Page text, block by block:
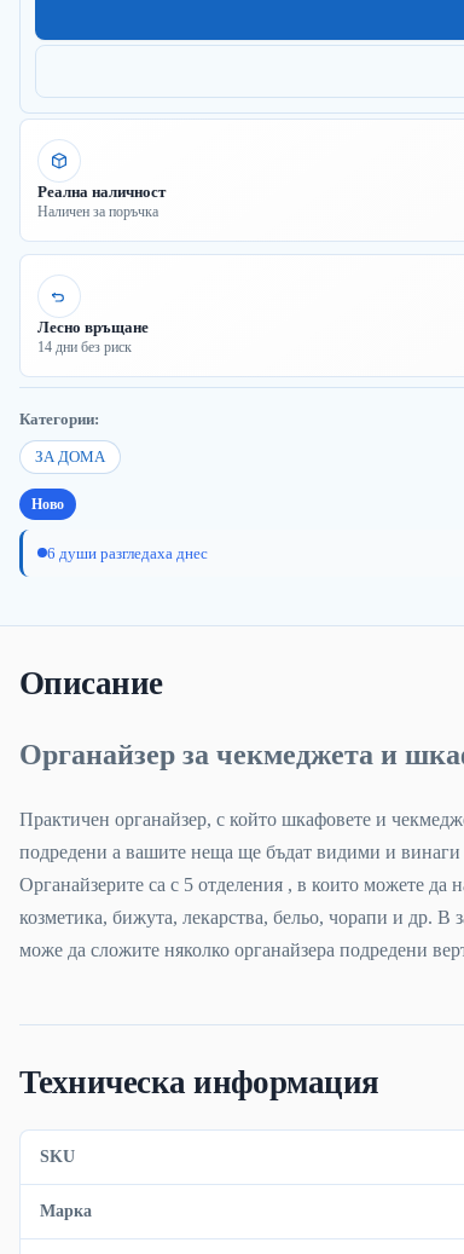
Реална наличност
Наличен за поръчка
Лесно връщане
14 дни без риск
Категории:
ЗА ДОМА
Ново
6 души разгледаха днес
Описание
Органайзер за чекмеджета и
Практичен органайзер, с който шкафовете и
подредени а вашите неща ще бъдат видими и винаги
Органайзерите са с 5 отделения , в които можете да
козметика, бижута, лекарства, бельо, чорапи и др. В
може да сложите няколко органайзера подредени
Техническа информация
SKU
Марка